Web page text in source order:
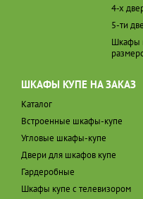
4-х
5-ти
Шкафы
ШКАФЫ КУПЕ НА ЗАКАЗ
Каталог
Встроенные шкафы-купе
Угловые шкафы-купе
Двери для шкафов купе
Гардеробные
Шкафы купе с телевизором